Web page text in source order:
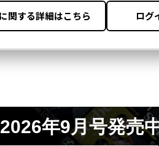
2026年9月号発売